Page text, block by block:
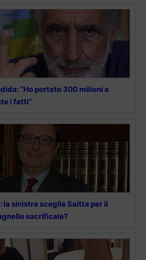
“Ho portato 300 milioni a
i fatti”
la sinistra sceglie Saitta per il
sacrificale?